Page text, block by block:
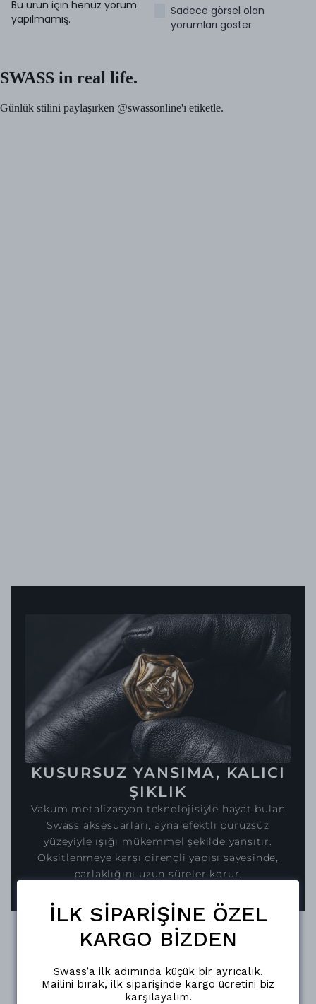
Bu ürün için henüz yorum
yapılmamış.
Sadece görsel olan
yorumları göster
KUSURSUZ YANSIMA, KALICI
ŞIKLIK
Vakum metalizasyon teknolojisiyle hayat bulan
Swass aksesuarları, ayna efektli pürüzsüz
yüzeyiyle ışığı mükemmel şekilde yansıtır.
Oksitlenmeye karşı dirençli yapısı sayesinde,
parlaklığını uzun süreler korur.
İLK SİPARİŞİNE ÖZEL
KARGO BİZDEN
Swass’a ilk adımında küçük bir ayrıcalık.
Mailini bırak, ilk siparişinde kargo ücretini biz
karşılayalım.